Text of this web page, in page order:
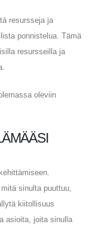
resursseja ja
ponnistelua. Tämä
resursseilla ja
oleviin
sinulta puuttuu,
kiitollisuus
asioita, joita sinulla